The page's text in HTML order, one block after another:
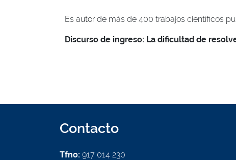
Es autor de más de 400 trabajos científicos
Discurso de ingreso: La dificultad de
Contacto
Tfno: 917 014 230